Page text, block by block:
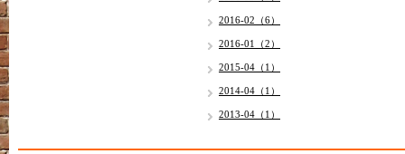
2016-02（6）
2016-01（2）
2015-04（1）
2014-04（1）
2013-04（1）